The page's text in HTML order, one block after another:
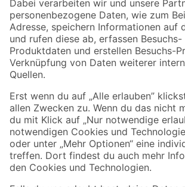
Zahlungsarten
Sicher einkaufen
Jetzt die toom-App herunterladen